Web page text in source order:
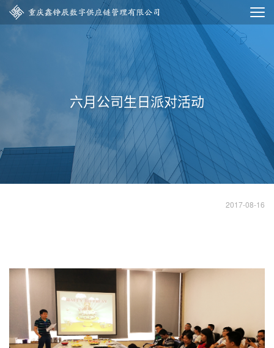
六月公司生日派对活动
2017-08-16